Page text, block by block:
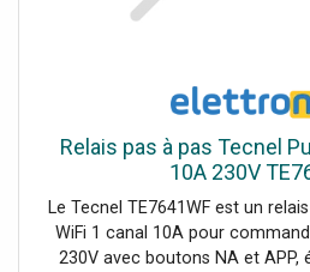
Relais pas à pas Tecnel
10A 230V
Le Tecnel TE7641WF est un
WiFi 1 canal 10A pour
230V avec boutons NA et APP,